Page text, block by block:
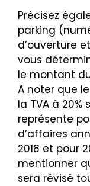
Précisez
parking
d’ouverture
vous
le montant
A noter que
la TVA à
représente
d’affaires
2018 et pour
mentionner
sera révisé